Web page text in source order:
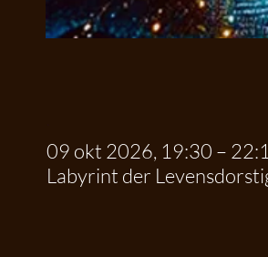
09 okt 2026, 19:30 –
Labyrint der